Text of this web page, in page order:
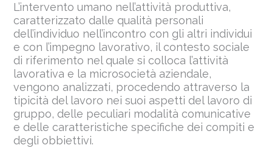
L’intervento umano nell’attività produttiva,
caratterizzato dalle qualità personali
dell’individuo nell’incontro con gli altri individui
e con l’impegno lavorativo, il contesto sociale
di riferimento nel quale si colloca l’attività
lavorativa e la microsocietà aziendale,
vengono analizzati, procedendo attraverso la
tipicità del lavoro nei suoi aspetti del lavoro di
gruppo, delle peculiari modalità comunicative
e delle caratteristiche specifiche dei compiti e
degli obbiettivi.